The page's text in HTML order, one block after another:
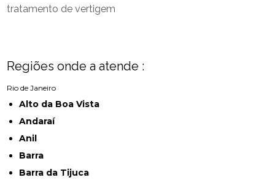
tratamento de vertigem
Regiões onde a atende :
Rio de Janeiro
Alto da Boa Vista
Andaraí
Anil
Barra
Barra da Tijuca